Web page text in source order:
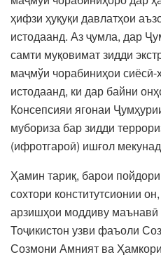
ҳифзи ҳуқуқи давлатҳои
истодаанд. Аз ҷумла, дар
самти муқовимат зидди
маҷмўи чорабиниҳои сиёсӣ-
истодаанд, ки дар байни
Консепсияи ягонаи
мубориза бар зидди
(ифротгароӣ) ишғол
Ҳамин тариқ, барои
сохтори конститутсионии
арзишҳои моддиву маънавӣ
Тоҷикистон узви фаъоли
Созмони Амният ва